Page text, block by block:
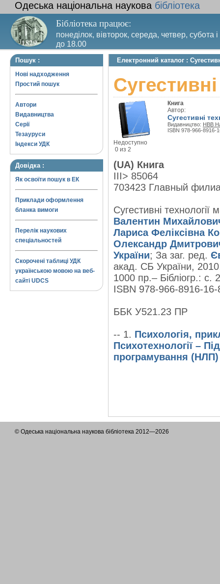
Одеська національна наукова бібліотека
Бібліотека працює:
понеділок, вівторок, середа, четвер, субота
до 18.00
Вихідний день – п’ятниця. Останній четвер
Пошук :
Нові надходження
Простий пошук
Автори
Видавництва
Серії
Тезауруси
Індекси УДК
Довідка :
Як освоїти пошук в ЕК
Приклади оформлення
бланка вимоги
Перелік наукових
спеціальностей
Скорочені таблиці УДК
українською мовою на веб-
сайті UDCS
Електронний каталог :
Недоступно
0 из 2
Книга
Автор:
Сугестивні
Видавництво: НВВ
ISBN 978-966-8916-
(UA) Книга
III> 85064
703423 Главный
Сугестивні
Валентин
Лариса Феліксівна
Олександр
України; За заг. ред.
акад. СБ України,
1000 пр.– Бібліогр.:
ISBN 978-966-8916-
ББК У521.23 ПР
-- 1. Психологія,
Психотехнології –
програмування (НЛП)
© Одеська національна наукова бібліотека 2012—2026